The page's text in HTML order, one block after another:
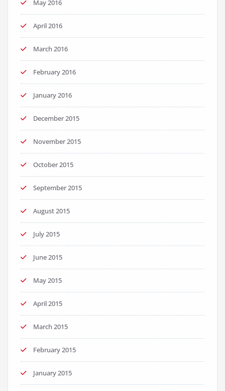
May 2016
April 2016
March 2016
February 2016
January 2016
December 2015
November 2015
October 2015
September 2015
August 2015
July 2015
June 2015
May 2015
April 2015
March 2015
February 2015
January 2015